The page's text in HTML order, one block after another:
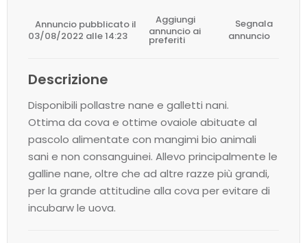
Annuncio pubblicato il
03/08/2022 alle 14:23
Aggiungi
annuncio ai
preferiti
Segnala
annuncio
Descrizione
Disponibili pollastre nane e galletti nani.
Ottima da cova e ottime ovaiole abituate al
pascolo alimentate con mangimi bio animali
sani e non consanguinei. Allevo principalmente le
galline nane, oltre che ad altre razze più grandi,
per la grande attitudine alla cova per evitare di
incubarw le uova.